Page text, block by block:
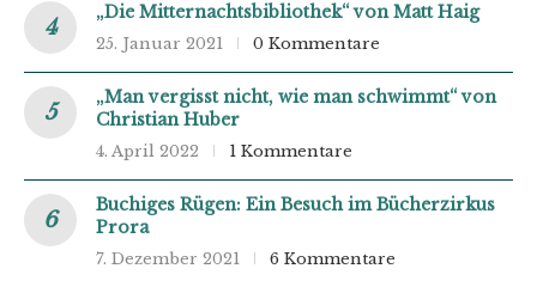
„Die Mitternachtsbibliothek“ von Matt Haig
25. Januar 2021 0 Kommentare
„Man vergisst nicht, wie man schwimmt“ von
Christian Huber
4. April 2022 1 Kommentare
Buchiges Rügen: Ein Besuch im Bücherzirkus
Prora
7. Dezember 2021 6 Kommentare